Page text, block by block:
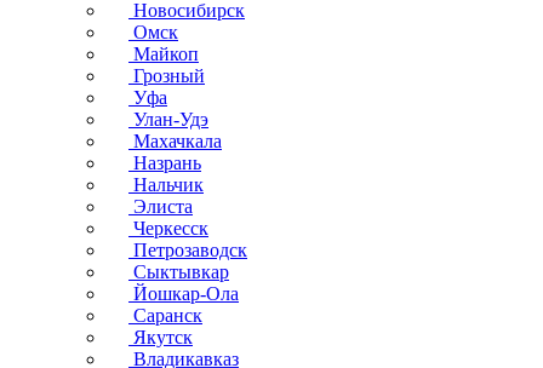
Новосибирск
Омск
Майкоп
Грозный
Уфа
Улан-Удэ
Махачкала
Назрань
Нальчик
Элиста
Черкесск
Петрозаводск
Сыктывкар
Йошкар-Ола
Саранск
Якутск
Владикавказ